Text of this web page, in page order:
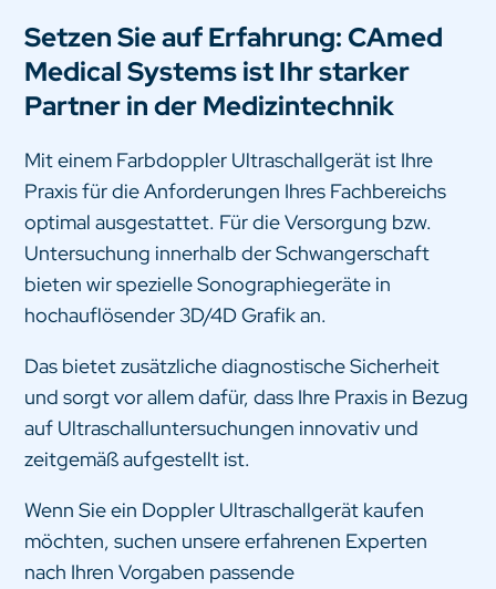
Setzen Sie auf Erfahrung: CAmed
Medical Systems ist Ihr starker
Partner in der Medizintechnik
Mit einem Farbdoppler Ultraschallgerät ist Ihre
Praxis für die Anforderungen Ihres Fachbereichs
optimal ausgestattet. Für die Versorgung bzw.
Untersuchung innerhalb der Schwangerschaft
bieten wir spezielle Sonographiegeräte in
hochauflösender 3D/4D Grafik an.
Das bietet zusätzliche diagnostische Sicherheit
und sorgt vor allem dafür, dass Ihre Praxis in Bezug
auf Ultraschalluntersuchungen innovativ und
zeitgemäß aufgestellt ist.
Wenn Sie ein Doppler Ultraschallgerät kaufen
möchten, suchen unsere erfahrenen Experten
nach Ihren Vorgaben passende